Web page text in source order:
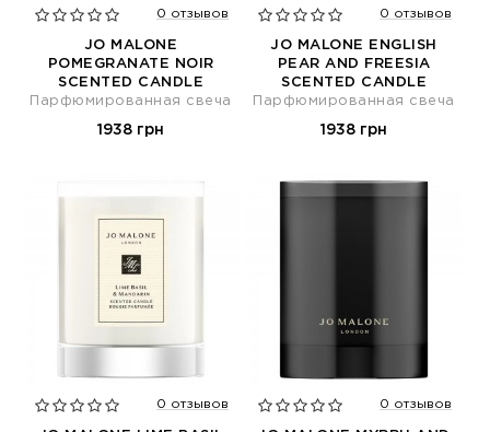
0 отзывов
JO MALONE
POMEGRANATE NOIR
SCENTED CANDLE
Парфюмированная свеча
1938 грн
0 отзывов
JO MALONE ENGLISH
PEAR AND FREESIA
SCENTED CANDLE
Парфюмированная свеча
1938 грн
0 отзывов 0 отзывов